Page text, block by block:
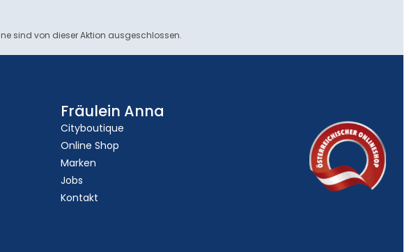
sind von dieser Aktion ausgeschlossen.
Fräulein Anna
Cityboutique
Online Shop
Marken
Jobs
Kontakt